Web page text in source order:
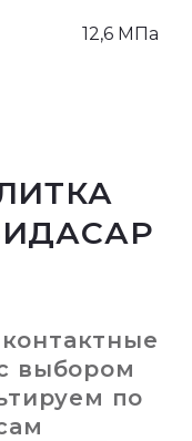
12,6 МПа
выбором
по